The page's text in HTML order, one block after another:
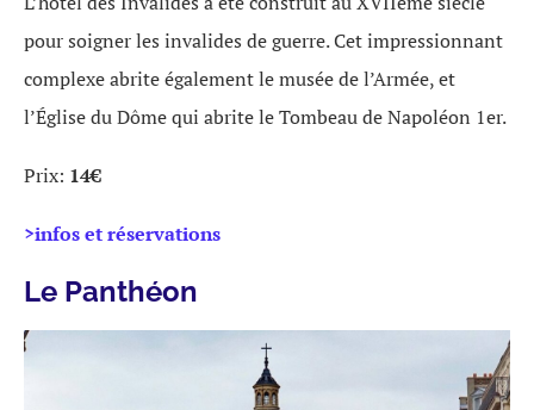
pour soigner les invalides de guerre. Cet impressionnant
complexe abrite également le musée de l’Armée, et
l’Église du Dôme qui abrite le Tombeau de Napoléon 1er.
Prix: 14€
>infos et réservations
Le Panthéon